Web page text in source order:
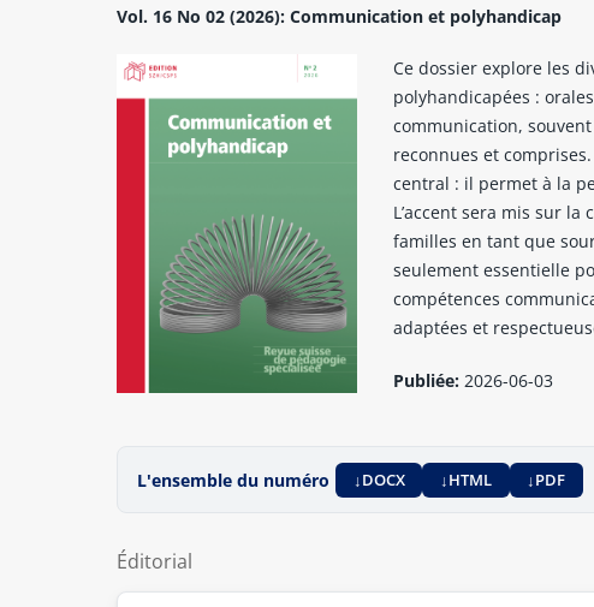
Vol. 16 No 02 (2026): Communication et polyhandicap
Ce dossier explore les
polyhandicapées :
communication,
reconnues et
central : il permet à la
L’accent sera mis sur
familles en tant que
seulement essentielle
compétences
adaptées et
Publiée: 2026-06-03
L'ensemble du numéro DOCX HTML PDF
Éditorial